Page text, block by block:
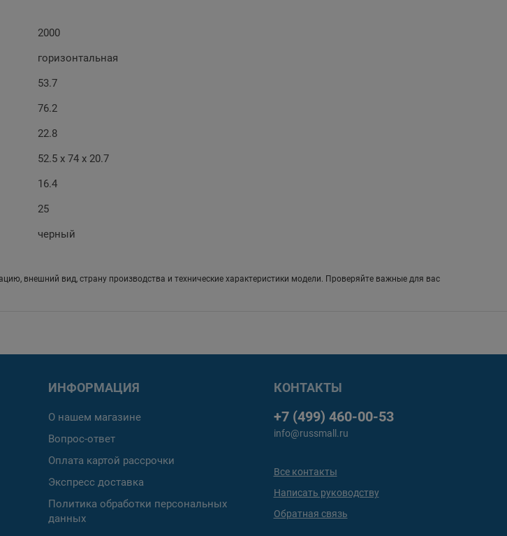
2000
горизонтальная
53.7
76.2
22.8
52.5 х 74 х 20.7
16.4
25
черный
внешний вид, страну производства и технические характеристики модели. Проверяйте важные для вас
ИНФОРМАЦИЯ
О нашем магазине
Вопрос-ответ
Оплата картой рассрочки
Экспресс доставка
Политика обработки персональных
данных
КОНТАКТЫ
+7 (499) 460-00-53
info@russmall.ru
Все контакты
Написать руководству
Обратная связь